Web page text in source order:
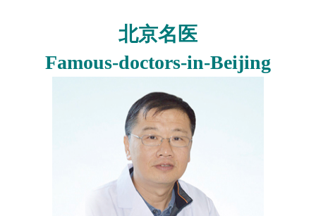
北京名医
Famous-doctors-in-Beijing